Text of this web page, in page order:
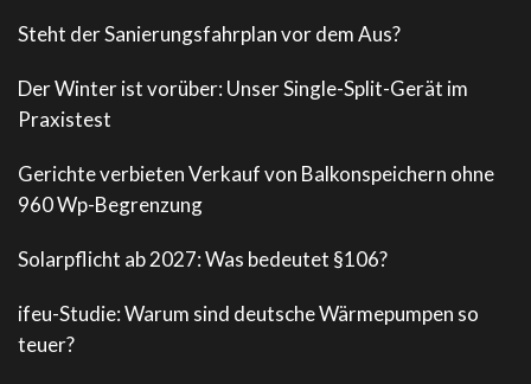
Steht der Sanierungsfahrplan vor dem Aus?
Der Winter ist vorüber: Unser Single-Split-Gerät im
Praxistest
Gerichte verbieten Verkauf von Balkonspeichern ohne
960 Wp-Begrenzung
Solarpflicht ab 2027: Was bedeutet §106?
ifeu-Studie: Warum sind deutsche Wärmepumpen so
teuer?